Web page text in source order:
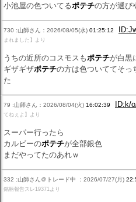
小池屋の色ついてるポテチの方が選び
730 :山師さん：2026/08/05(水) 01:25:12
まれました】より
うちの近所のコスモスもポテチが白黒
ギザギザポテチの方は色ついててそっ
た
79 :山師さん：2026/08/04(火) 16:02:39 ID:k/
てねぇよ】より
スーパー行ったら
カルビーのポテチが全部銀色
まだやってたのあれｗ
332 :山師さん＠トレード中 ：2026/07/27(月)
銘柄報告スレ19371より